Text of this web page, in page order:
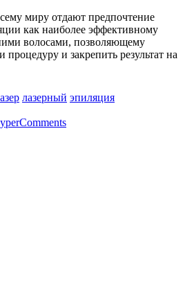
миру отдают предпочтение
как наиболее эффективному
волосами, позволяющему
процедуру и закрепить результат на
лазерный эпиляция